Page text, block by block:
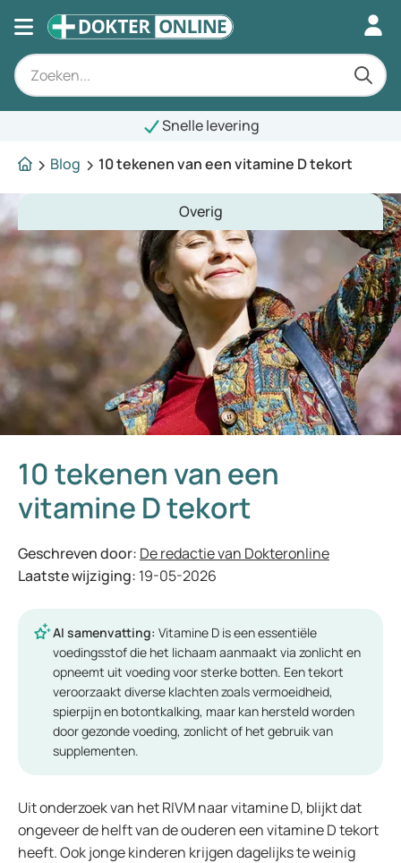
Snelle levering
Blog
10 tekenen van een vitamine D tekort
Overig
10 tekenen van een
vitamine D tekort
Geschreven door: De redactie van Dokteronline
Laatste wijziging: 19-05-2026
AI samenvatting: Vitamine D is een essentiële
voedingsstof die het lichaam aanmaakt via zonlicht en
opneemt uit voeding voor sterke botten. Een tekort
veroorzaakt diverse klachten zoals vermoeidheid,
spierpijn en botontkalking, maar kan hersteld worden
door gezonde voeding, zonlicht of het gebruik van
supplementen.
Uit onderzoek van het RIVM naar vitamine D, blijkt dat
ongeveer de helft van de ouderen een vitamine D tekort
heeft. Ook jonge kinderen krijgen dagelijks te weinig